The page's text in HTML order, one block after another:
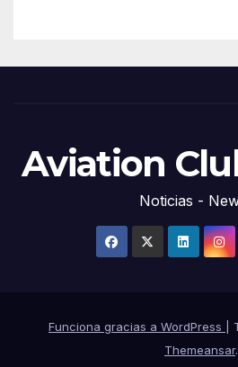
Aviation
Noticias -
Funciona gracias a WordPress
Themeansar.